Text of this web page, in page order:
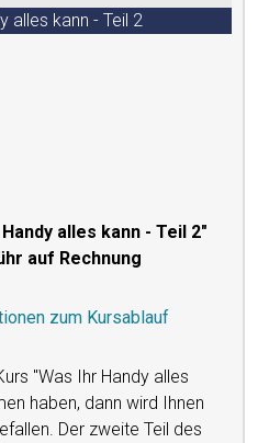
alles kann - Teil 2
alles kann - Teil 2"
auf Rechnung
zum Kursablauf
"Was Ihr Handy alles
haben, dann wird Ihnen
Der zweite Teil des